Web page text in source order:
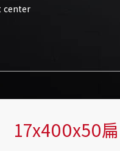
center
17x400x50扁